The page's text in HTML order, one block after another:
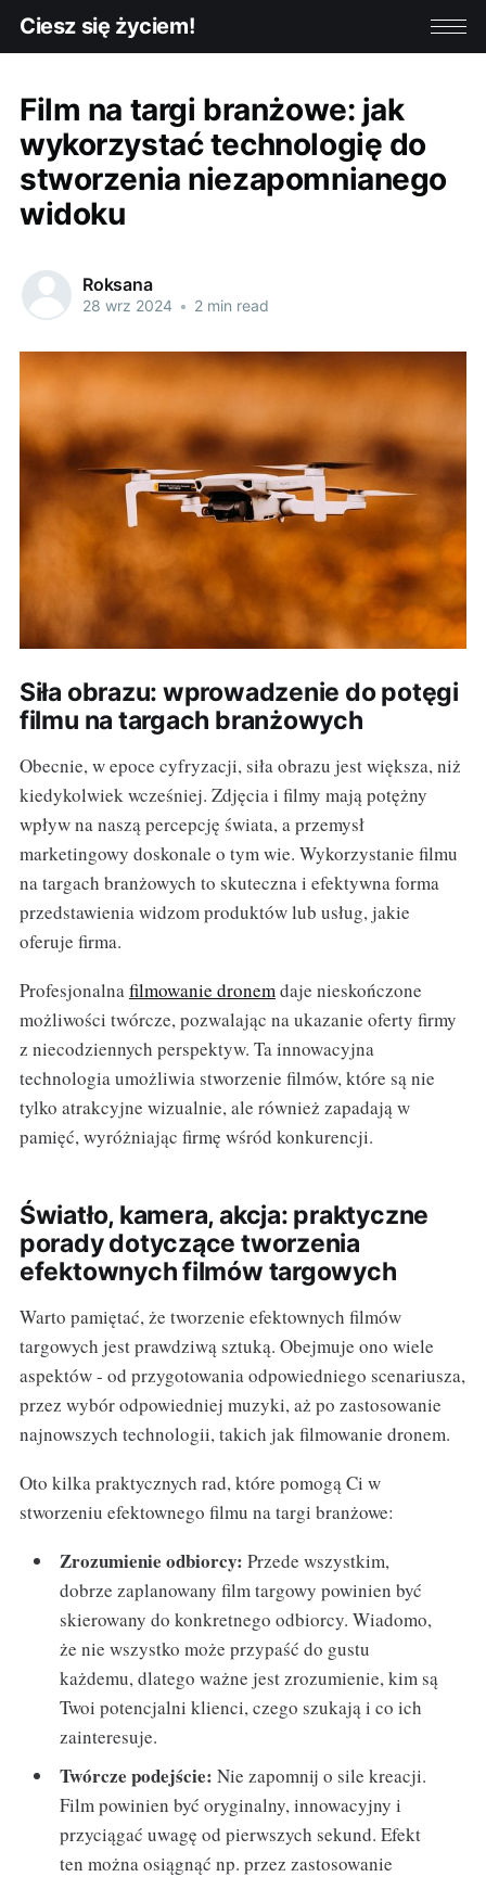
Ciesz się życiem!
Film na targi branżowe: jak
wykorzystać technologię do
stworzenia niezapomnianego
widoku
Roksana
28 wrz 2024 • 2 min read
Siła obrazu: wprowadzenie do potęgi
filmu na targach branżowych
Obecnie, w epoce cyfryzacji, siła obrazu jest większa, niż
kiedykolwiek wcześniej. Zdjęcia i filmy mają potężny
wpływ na naszą percepcję świata, a przemysł
marketingowy doskonale o tym wie. Wykorzystanie filmu
na targach branżowych to skuteczna i efektywna forma
przedstawienia widzom produktów lub usług, jakie
oferuje firma.
Profesjonalnafilmowanie dronemdaje nieskończone
możliwości twórcze, pozwalając na ukazanie oferty firmy
z niecodziennych perspektyw. Ta innowacyjna
technologia umożliwia stworzenie filmów, które są nie
tylko atrakcyjne wizualnie, ale również zapadają w
pamięć, wyróżniając firmę wśród konkurencji.
Światło, kamera, akcja: praktyczne
porady dotyczące tworzenia
efektownych filmów targowych
Warto pamiętać, że tworzenie efektownych filmów
targowych jest prawdziwą sztuką. Obejmuje ono wiele
aspektów - od przygotowania odpowiedniego scenariusza,
przez wybór odpowiedniej muzyki, aż po zastosowanie
najnowszych technologii, takich jak filmowanie dronem.
Oto kilka praktycznych rad, które pomogą Ci w
stworzeniu efektownego filmu na targi branżowe:
Zrozumienie odbiorcy: Przede wszystkim,
dobrze zaplanowany film targowy powinien być
skierowany do konkretnego odbiorcy. Wiadomo,
że nie wszystko może przypaść do gustu
każdemu, dlatego ważne jest zrozumienie, kim są
Twoi potencjalni klienci, czego szukają i co ich
zainteresuje.
Twórcze podejście: Nie zapomnij o sile kreacji.
Film powinien być oryginalny, innowacyjny i
przyciągać uwagę od pierwszych sekund. Efekt
ten można osiągnąć np. przez zastosowanie